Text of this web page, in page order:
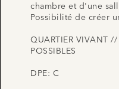
chambre et d'une
Possibilité de créer
QUARTIER VIVANT
POSSIBLES
DPE: C